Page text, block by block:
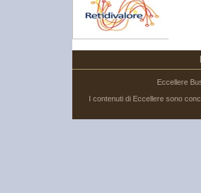
Eccellere
I contenuti di Eccellere sono